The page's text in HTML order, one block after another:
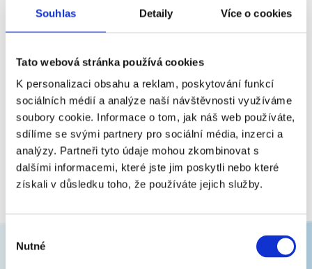
Souhlas Detaily Více o cookies
Tato webová stránka používá cookies
K personalizaci obsahu a reklam, poskytování funkcí
sociálních médií a analýze naší návštěvnosti využíváme
soubory cookie. Informace o tom, jak náš web používáte,
sdílíme se svými partnery pro sociální média, inzerci a
analýzy. Partneři tyto údaje mohou zkombinovat s
dalšími informacemi, které jste jim poskytli nebo které
získali v důsledku toho, že používáte jejich služby.
souhlasu
Nutné
orgány (ČOI) shledaly při svých kontrolách veškerou činnost
společnosti a nabízené produkty bez výhrad. Veškeré
platné legislativy.
Společnost si zakládá na spolehlivosti a seriózním
jednání vůči všem obchodním partnerům.
ZOBRAZIT VŠECHNY ČASTÉ DOTAZY